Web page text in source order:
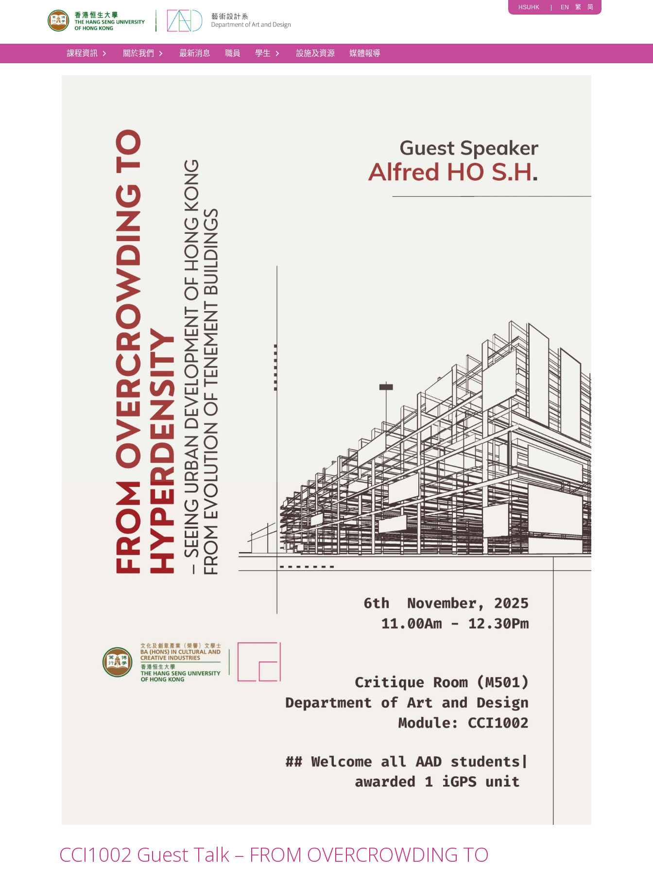
HSUHK EN 繁 简
課程資訊 關於我們 最新消息 職員 學生 設施及資源 媒體報導
CCI1002 Guest Talk – FROM OVERCROWDING TO